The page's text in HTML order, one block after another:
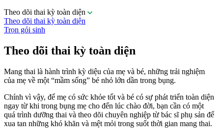
Theo dõi thai kỳ toàn diện
Theo dõi thai kỳ toàn diện
Trọn gói sinh
Theo dõi thai kỳ toàn diện
Mang thai là hành trình kỳ diệu của mẹ và bé, những trải nghiệm
của mẹ về một “mầm sống” bé nhỏ lớn dần trong bụng.
Chính vì vậy, để mẹ có sức khỏe tốt và bé có sự phát triển toàn diện
ngay từ khi trong bụng mẹ cho đến lúc chào đời, bạn cần có một
quá trình dưỡng thai và theo dõi chuyên nghiệp từ bác sĩ phụ sản để
xua tan những khó khăn và mệt mỏi trong suốt thời gian mang thai.